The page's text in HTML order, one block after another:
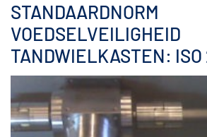
STANDAARDNORM
VOEDSELVEILIGHEID
TANDWIELKASTEN: ISO